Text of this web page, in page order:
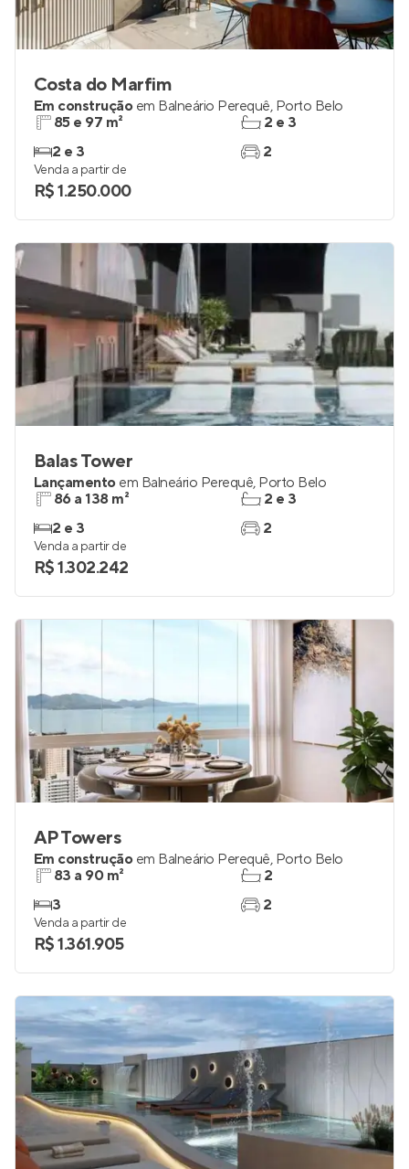
Costa do Marfim
Em construção em Balneário Perequê, Porto Belo
85 e 97 m²
2 e 3
2 e 3
2
Venda a partir de
R$ 1.250.000
Balas Tower
Lançamento em Balneário Perequê, Porto Belo
86 a 138 m²
2 e 3
2 e 3
2
Venda a partir de
R$ 1.302.242
AP Towers
Em construção em Balneário Perequê, Porto Belo
83 a 90 m²
3
2
2
Venda a partir de
R$ 1.361.905